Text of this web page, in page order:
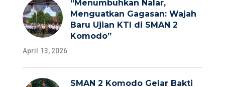
“Menumbuhkan Nalar,
Menguatkan Gagasan: Wajah
Baru Ujian KTI di SMAN 2
Komodo”
April 13, 2026
SMAN 2 Komodo Gelar Bakti